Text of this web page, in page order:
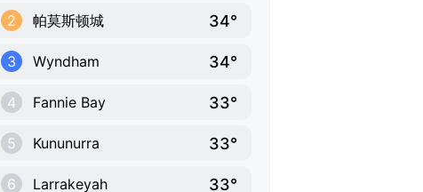
2 帕莫斯顿城 34°
3 Wyndham 34°
4 Fannie Bay 33°
5 Kununurra 33°
6 Larrakeyah 33°